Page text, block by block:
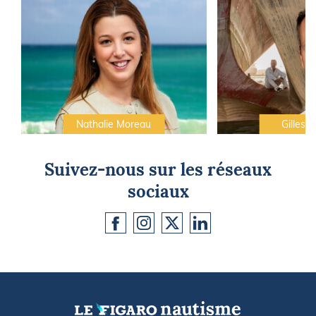
Nathalie Moreau Gilles
Suivez-nous sur les réseaux
sociaux